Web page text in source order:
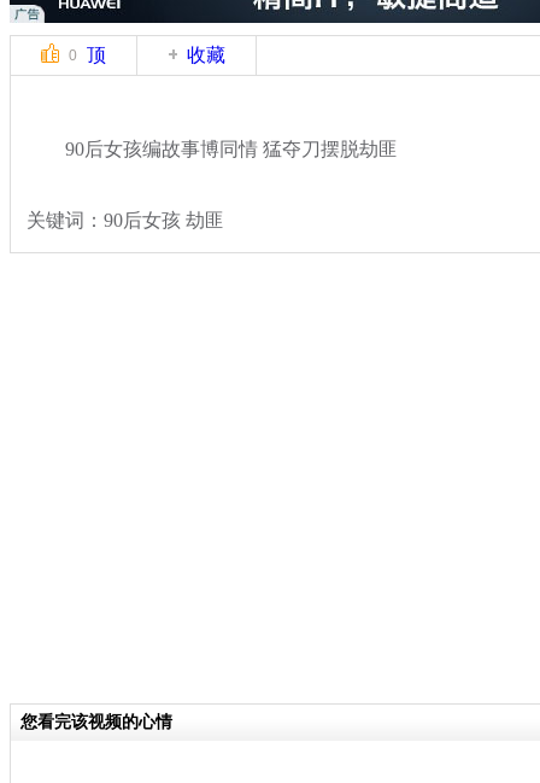
0 顶 收藏
90后女孩编故事博同情 猛夺刀摆脱劫匪
关键词：90后女孩 劫匪
您看完该视频的心情